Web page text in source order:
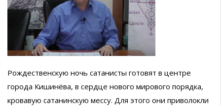
Рождественскую ночь сатанисты готовят в центре
города Кишинёва, в сердце нового мирового порядка,
кровавую сатанинскую мессу. Для этого они приволокли